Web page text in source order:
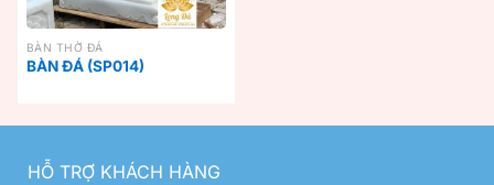
BÀN THỜ ĐÁ
BÀN ĐÁ (SP014)
HỖ TRỢ KHÁCH HÀNG